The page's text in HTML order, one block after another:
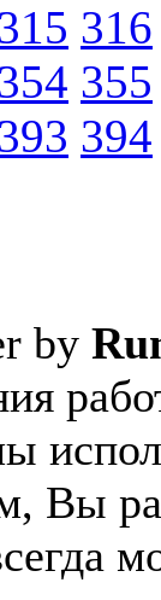
316
355
394
by
Вы